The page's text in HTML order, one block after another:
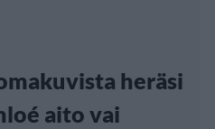
heräsi
aito vai